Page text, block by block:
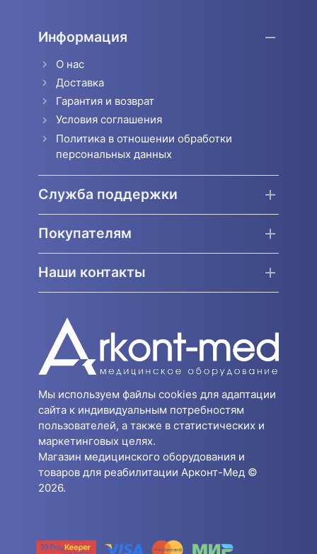
Информация
О нас
Доставка
Гарантия и возврат
Условия соглашения
Политика в отношении обработки
персональных данных
Служба поддержки
Покупателям
Наши контакты
Мы используем файлы cookies для адаптации
сайта к индивидуальным потребностям
пользователей, а также в статистических и
маркетинговых целях.
Магазин медицинского оборудования и
товаров для реабилитации Арконт-Мед ©
2026.